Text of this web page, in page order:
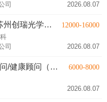
司
2026.08.07
限公司-电子工程师
司
12000-16000
2026.08.07
问（电商方向） 6000-8000
2026.08.07